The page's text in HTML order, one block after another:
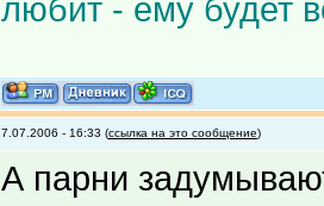
любит - ему будет
7.07.2006 - 16:33 (ссылка на это сообщение)
А парни